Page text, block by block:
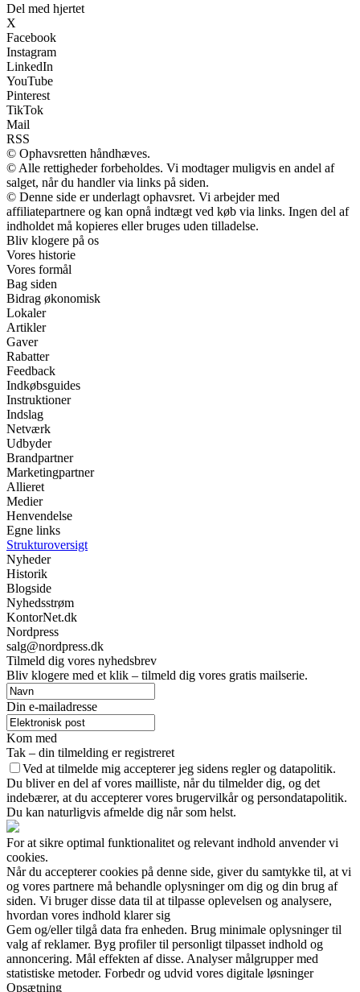
Del med hjertet
X
Facebook
Instagram
LinkedIn
YouTube
Pinterest
TikTok
Mail
RSS
© Ophavsretten håndhæves.
© Alle rettigheder forbeholdes. Vi modtager muligvis en andel af
salget, når du handler via links på siden.
© Denne side er underlagt ophavsret. Vi arbejder med
affiliatepartnere og kan opnå indtægt ved køb via links. Ingen del af
indholdet må kopieres eller bruges uden tilladelse.
Bliv klogere på os
Vores historie
Vores formål
Bag siden
Bidrag økonomisk
Lokaler
Artikler
Gaver
Rabatter
Feedback
Indkøbsguides
Instruktioner
Indslag
Netværk
Udbyder
Brandpartner
Marketingpartner
Allieret
Medier
Henvendelse
Egne links
Strukturoversigt
Nyheder
Historik
Blogside
Nyhedsstrøm
KontorNet.dk
Nordpress
salg@nordpress.dk
Tilmeld dig vores nyhedsbrev
Bliv klogere med et klik – tilmeld dig vores gratis mailserie.
Din e-mailadresse
Kom med
Tak – din tilmelding er registreret
Ved at tilmelde mig accepterer jeg sidens regler og datapolitik.
Du bliver en del af vores mailliste, når du tilmelder dig, og det
indebærer, at du accepterer vores brugervilkår og persondatapolitik.
Du kan naturligvis afmelde dig når som helst.
For at sikre optimal funktionalitet og relevant indhold anvender vi
cookies.
Når du accepterer cookies på denne side, giver du samtykke til, at vi
og vores partnere må behandle oplysninger om dig og din brug af
siden. Vi bruger disse data til at tilpasse oplevelsen og analysere,
hvordan vores indhold klarer sig
Gem og/eller tilgå data fra enheden. Brug minimale oplysninger til
valg af reklamer. Byg profiler til personligt tilpasset indhold og
annoncering. Mål effekten af disse. Analyser målgrupper med
statistiske metoder. Forbedr og udvid vores digitale løsninger
Opsætning